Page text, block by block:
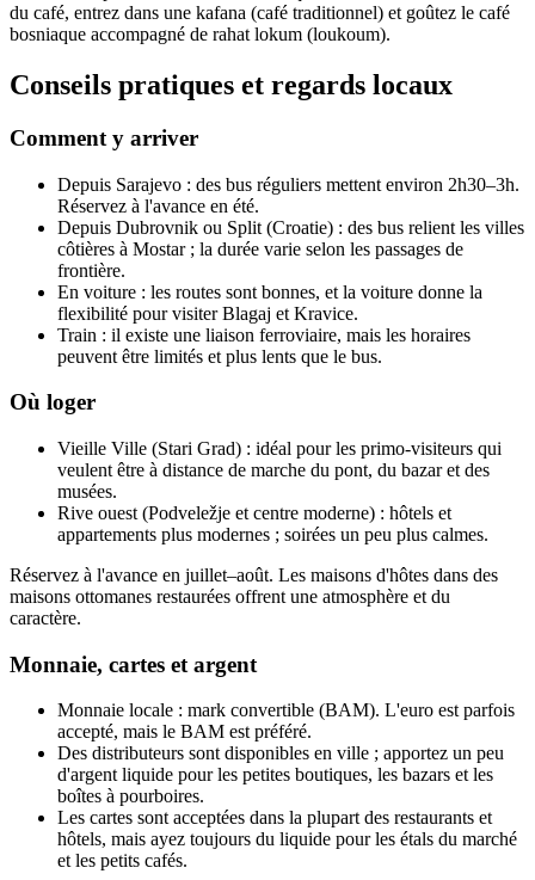
du café, entrez dans une kafana (café traditionnel) et goûtez le café
bosniaque accompagné de rahat lokum (loukoum).
Conseils pratiques et regards locaux
Comment y arriver
Depuis Sarajevo : des bus réguliers mettent environ 2h30–3h.
Réservez à l'avance en été.
Depuis Dubrovnik ou Split (Croatie) : des bus relient les villes
côtières à Mostar ; la durée varie selon les passages de
frontière.
En voiture : les routes sont bonnes, et la voiture donne la
flexibilité pour visiter Blagaj et Kravice.
Train : il existe une liaison ferroviaire, mais les horaires
peuvent être limités et plus lents que le bus.
Où loger
Vieille Ville (Stari Grad) : idéal pour les primo-visiteurs qui
veulent être à distance de marche du pont, du bazar et des
musées.
Rive ouest (Podveležje et centre moderne) : hôtels et
appartements plus modernes ; soirées un peu plus calmes.
Réservez à l'avance en juillet–août. Les maisons d'hôtes dans des
maisons ottomanes restaurées offrent une atmosphère et du
caractère.
Monnaie, cartes et argent
Monnaie locale : mark convertible (BAM). L'euro est parfois
accepté, mais le BAM est préféré.
Des distributeurs sont disponibles en ville ; apportez un peu
d'argent liquide pour les petites boutiques, les bazars et les
boîtes à pourboires.
Les cartes sont acceptées dans la plupart des restaurants et
hôtels, mais ayez toujours du liquide pour les étals du marché
et les petits cafés.